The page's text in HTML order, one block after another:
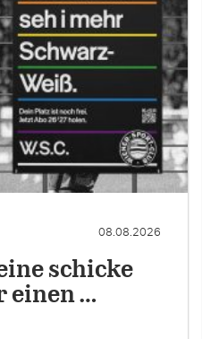
08.08.2026
schicke
einen …